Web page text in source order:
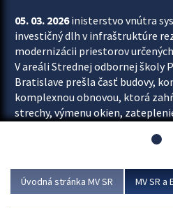
05. 03. 2026inisterstvo vnútra
investičný dlh v infraštruktúre
modernizácii priestorov
V areáli Strednej odbornej školy
Bratislave prešla časť budovy,
komplexnou obnovou, ktorá
strechy, výmenu okien,
aj interiéru, kde vznikli nové
Viac
Úvodná stránka MV SR MV SR a